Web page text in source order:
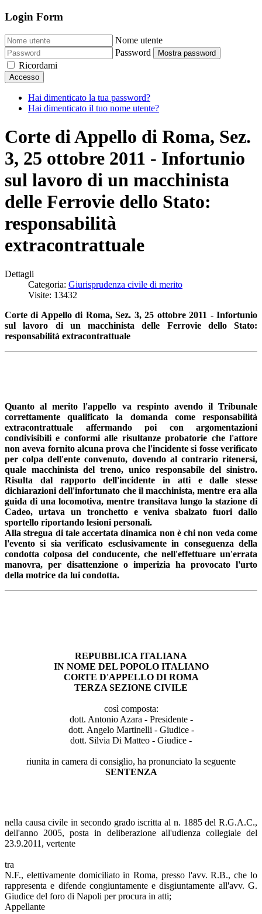
Login Form
Nome utente
Password
Mostra password
Ricordami
Accesso
Hai dimenticato la tua password?
Hai dimenticato il tuo nome utente?
Corte di Appello di Roma, Sez.
3, 25 ottobre 2011 - Infortunio
sul lavoro di un macchinista
delle Ferrovie dello Stato:
responsabilità
extracontrattuale
Dettagli
Categoria: Giurisprudenza civile di merito
Visite: 13432
Corte di Appello di Roma, Sez. 3, 25 ottobre 2011 - Infortunio
sul lavoro di un macchinista delle Ferrovie dello Stato:
responsabilità extracontrattuale
Quanto al merito l'appello va respinto avendo il Tribunale
correttamente qualificato la domanda come responsabilità
extracontrattuale affermando poi con argomentazioni
condivisibili e conformi alle risultanze probatorie che l'attore
non aveva fornito alcuna prova che l'incidente si fosse verificato
per colpa dell'ente convenuto, dovendo al contrario ritenersi,
quale macchinista del treno, unico responsabile del sinistro.
Risulta dal rapporto dell'incidente in atti e dalle stesse
dichiarazioni dell'infortunato che il macchinista, mentre era alla
guida di una locomotiva, mentre transitava lungo la stazione di
Cadeo, urtava un tronchetto e veniva sbalzato fuori dallo
sportello riportando lesioni personali.
Alla stregua di tale accertata dinamica non è chi non veda come
l'evento si sia verificato esclusivamente in conseguenza della
condotta colposa del conducente, che nell'effettuare un'errata
manovra, per disattenzione o imperizia ha provocato l'urto
della motrice da lui condotta.
REPUBBLICA ITALIANA
IN NOME DEL POPOLO ITALIANO
CORTE D'APPELLO DI ROMA
TERZA SEZIONE CIVILE
così composta:
dott. Antonio Azara - Presidente -
dott. Angelo Martinelli - Giudice -
dott. Silvia Di Matteo - Giudice -
riunita in camera di consiglio, ha pronunciato la seguente
SENTENZA
nella causa civile in secondo grado iscritta al n. 1885 del R.G.A.C.,
dell'anno 2005, posta in deliberazione all'udienza collegiale del
23.9.2011, vertente
tra
N.F., elettivamente domiciliato in Roma, presso l'avv. R.B., che lo
rappresenta e difende congiuntamente e disgiuntamente all'avv. G.
Giudice del foro di Napoli per procura in atti;
Appellante